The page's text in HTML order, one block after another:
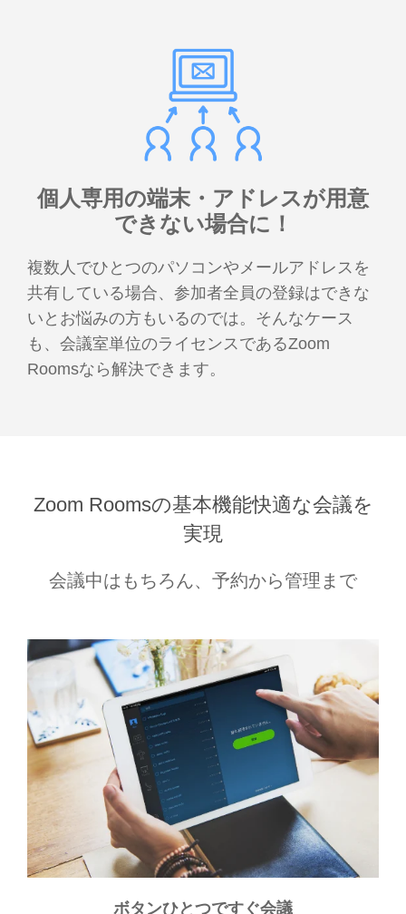
個人専用の端末・アドレスが用意
できない場合に！
複数人でひとつのパソコンやメールアドレスを
共有している場合、参加者全員の登録はできな
いとお悩みの方もいるのでは。そんなケース
も、会議室単位のライセンスであるZoom
Roomsなら解決できます。
Zoom Roomsの基本機能快適な会議を
実現
会議中はもちろん、予約から管理まで
ボタンひとつですぐ会議